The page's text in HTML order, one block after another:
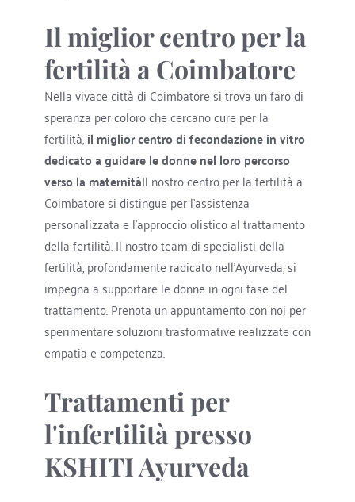
Il miglior centro per la
fertilità a Coimbatore
Nella vivace città di Coimbatore si trova un faro di
speranza per coloro che cercano cure per la
fertilità, il miglior centro di fecondazione in vitro
dedicato a guidare le donne nel loro percorso
verso la maternitàIl nostro centro per la fertilità a
Coimbatore si distingue per l'assistenza
personalizzata e l'approccio olistico al trattamento
della fertilità. Il nostro team di specialisti della
fertilità, profondamente radicato nell'Ayurveda, si
impegna a supportare le donne in ogni fase del
trattamento. Prenota un appuntamento con noi per
sperimentare soluzioni trasformative realizzate con
empatia e competenza.
Trattamenti per
l'infertilità presso
KSHITI Ayurveda